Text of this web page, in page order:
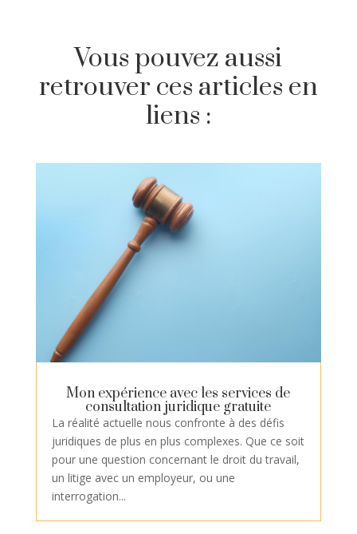
Vous pouvez aussi
retrouver ces articles en
liens :
Mon expérience avec les services de
consultation juridique gratuite
La réalité actuelle nous confronte à des défis
juridiques de plus en plus complexes. Que ce soit
pour une question concernant le droit du travail,
un litige avec un employeur, ou une
interrogation...